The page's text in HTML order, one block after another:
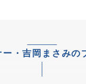
ー・吉岡まさみの